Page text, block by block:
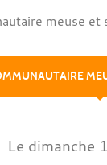
meuse et
Le dimanche